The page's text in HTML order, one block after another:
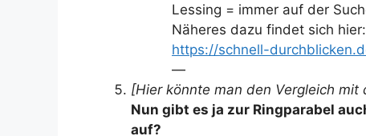
Lessing = immer auf der
Näheres dazu findet sich hier:
https://schnell-
—
[Hier könnte man den Vergleich
Nun gibt es ja zur Ringparabel
auf?